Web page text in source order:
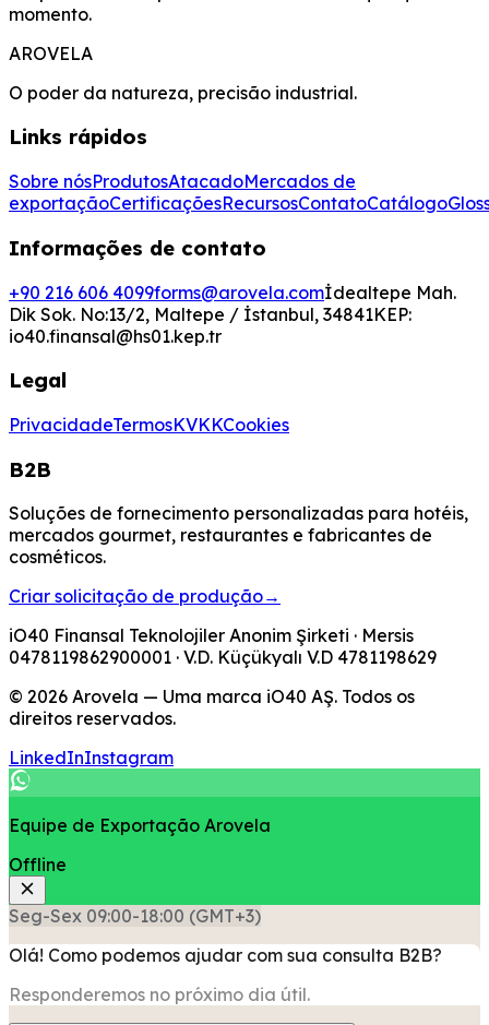
momento.
AROVELA
O poder da natureza, precisão industrial.
Links rápidos
Sobre nósProdutosAtacadoMercados de
exportaçãoCertificaçõesRecursosContatoCatálogo
Informações de contato
+90 216 606 4099forms@arovela.comİdealtepe Mah.
Dik Sok. No:13/2, Maltepe / İstanbul, 34841KEP:
io40.finansal@hs01.kep.tr
Legal
PrivacidadeTermosKVKKCookies
B2B
Soluções de fornecimento personalizadas para hotéis,
mercados gourmet, restaurantes e fabricantes de
cosméticos.
Criar solicitação de produção→
iO40 Finansal Teknolojiler Anonim Şirketi · Mersis
0478119862900001 · V.D. Küçükyalı V.D 4781198629
© 2026 Arovela — Uma marca iO40 AŞ. Todos os
direitos reservados.
LinkedInInstagram
Equipe de Exportação Arovela
Offline
Seg-Sex 09:00-18:00 (GMT+3)
Olá! Como podemos ajudar com sua consulta B2B?
Responderemos no próximo dia útil.